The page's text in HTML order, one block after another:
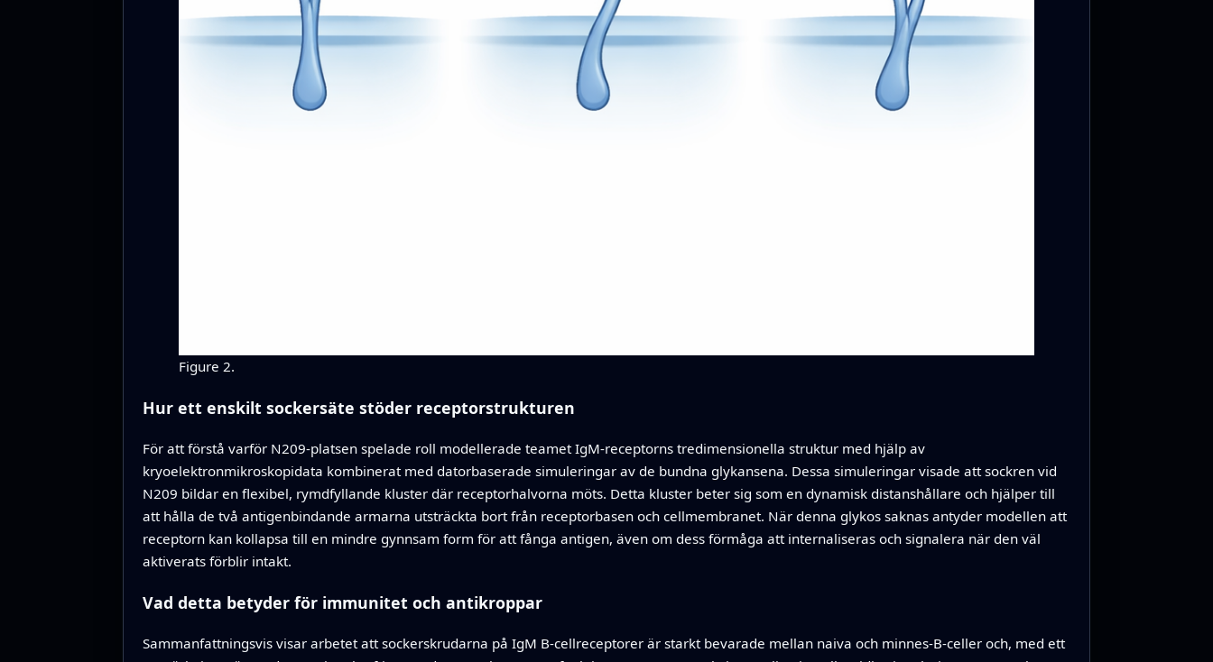
Figure 2.
Hur ett enskilt sockersäte stöder receptorstrukturen
För att förstå varför N209‑platsen spelade roll modellerade teamet IgM‑receptorns tredimensionella struktur med hjälp av
kryoelektronmikroskopidata kombinerat med datorbaserade simuleringar av de bundna glykansena. Dessa simuleringar visade att sockren vid
N209 bildar en flexibel, rymdfyllande kluster där receptorhalvorna möts. Detta kluster beter sig som en dynamisk distanshållare och hjälper till
att hålla de två antigenbindande armarna utsträckta bort från receptorbasen och cellmembranet. När denna glykos saknas antyder modellen att
receptorn kan kollapsa till en mindre gynnsam form för att fånga antigen, även om dess förmåga att internaliseras och signalera när den väl
aktiverats förblir intakt.
Vad detta betyder för immunitet och antikroppar
Sammanfattningsvis visar arbetet att sockerskrudarna på IgM B‑cellreceptorer är starkt bevarade mellan naiva och minnes‑B‑celler och, med ett